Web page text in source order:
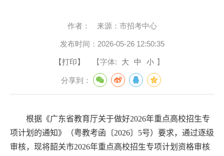
作者： 来源： 市招考中心
发布时间： 2026-05-26 12:50:35
【打印】 【字体: 大 中 小 】
分享到：
根据《广东省教育厅关于做好2026年重点高校招生专
项计划的通知》（粤教考函〔2026〕 5号）要求，通过逐级
审核，现将韶关市2026年重点高校招生专项计划资格审核